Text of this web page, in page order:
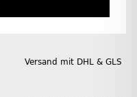
Versand mit DHL & GLS